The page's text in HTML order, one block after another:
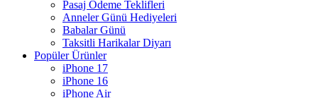
Pasaj Ödeme Teklifleri
Anneler Günü Hediyeleri
Babalar Günü
Taksitli Harikalar Diyarı
Popüler Ürünler
iPhone 17
iPhone 16
iPhone Air